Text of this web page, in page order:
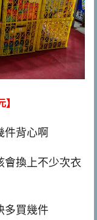
件背心啊
會換上不少次衣
多買幾件